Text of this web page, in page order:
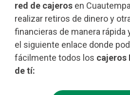
red de cajeros en
realizar retiros de dinero y
financieras de manera rápida
el siguiente enlace donde
fácilmente todos los cajeros
de tí: